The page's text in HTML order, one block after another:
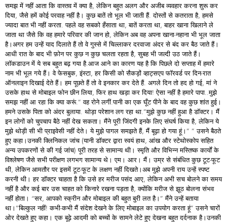
समझ में नहीं आता कि वास्तव में क्या है, लेकिन बहुत अलग और अजीब व्यवहार करना शुरू कर
दिया, जैसे हमें कोई परवाह नहीं है। कुछ बातें तो भूल भी जाती हैं. दोस्तों से कतराता है, हमसे
ज्यादा बात भी नहीं करता. पहले वह सबको हँसाता था, बातें करता था, बाहर खाना खिलाने ले
जाता था जैसे कि वह हमारे परिवार की जान हो, लेकिन अब वह अपना खाना-नहाना भी भूल जाता
है।अगर हम उन्हें याद दिलाते हैं तो वे गुस्से में चिल्लाकर दरवाजा अंदर से बंद कर बैठ जाते हैं।
आधी रात के बाद भी फ़ोन पर कुछ न कुछ चलता रहता है, सुबह भी जल्दी उठ जाते हैं।
लॉकडाउन में ये सब बहुत बढ़ गया है.आज आने का कारण यह है कि पिछले दो सप्ताह में हमारे
नाम भी भूल गये हैं। वे फेसबुक, इंस्टा, हर किसी को सैकड़ों व्हाट्सएप फॉरवर्ड पर दिन-रात
ऑनलाइन दिखाई देते हैं। हम पूछते हैं तो वे इनकार कर देते हैं. अगले दिन तो हद हो गई, मां ने
उसके हाथ से मोबाइल फोन छीन लिया, फिर हाथ खड़ा कर दिया! ऐसा नहीं है हमारे पापा..मुझे
समझ नहीं आ रहा कि क्या करूं.” वह रोने लगीं.पानी का एक घूँट पीने के बाद वह कुछ शांत हुई।
हमने उसके पिता को अंदर बुलाया. थोड़ा परेशान लग रहा था.”मुझे कुछ नहीं हुआ है डॉक्टर। मैं
इन लोगों को चुपचाप बैठे नहीं देख सकता। मैंने पूरी जिंदगी इनके लिए संघर्ष किया है, लेकिन ये
मुझे थोड़ी सी भी प्राइवेसी नहीं देते। ये मुझे पागल समझते हैं, मैं बूढ़ा हो गया हूं।” ” उसने बैठते
हुए कहा।उनकी क्लिनिकल जांच (यानी डॉक्टर द्वारा स्वयं हाथ, आंख और स्टेथोस्कोप सहित
अन्य उपकरणों से की गई जांच) पूरी तरह से सामान्य थी। स्मृति और विभिन्न मस्तिष्क कार्यों के
विश्लेषण जैसे सभी परीक्षण लगभग सामान्य थे। एम। आर। मैं। उम्र से संबंधित कुछ टूट-फूट
थी, लेकिन आमतौर पर इसमें टूट-फूट के लक्षण नहीं दिखते।अब मुझे अपनी राय उन्हें स्पष्ट
करनी थी। हर डॉक्टर चाहता है कि उसे हर मरीज पसंद आए, लेकिन अभी सच बोलने का समय
नहीं है और कई बार उस चाहत को किनारे रखना पड़ता है, क्योंकि मरीज से झूठ बोलना संभव
नहीं होता। “सर, आपको स्क्रीन और मोबाइल की बहुत बुरी लत है।” मैंने उन्हें बताया
था।”बिल्कुल नहीं! कभी-कभी मैं संदेश देखने के लिए मोबाइल का उपयोग करता हूं” उसने चारों
ओर देखते हुए कहा। एक बूढ़े आदमी को बच्चों के सामने लेटे हुए देखना बहुत दर्दनाक है।उनकी